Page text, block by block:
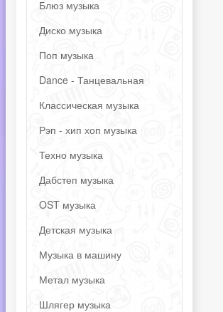
Блюз музыка
Диско музыка
Поп музыка
Dance - Танцевальная
Классическая музыка
Рэп - хип хоп музыка
Техно музыка
Дабстеп музыка
OST музыка
Детская музыка
Музыка в машину
Метал музыка
Шлягер музыка